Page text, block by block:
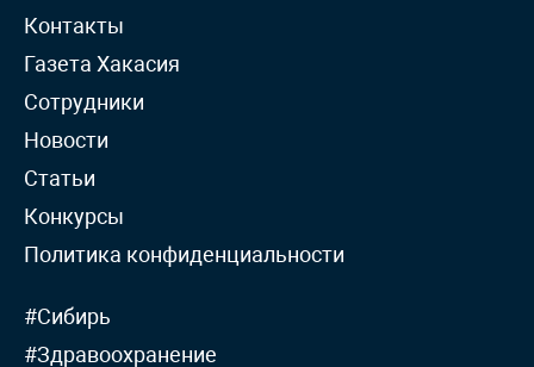
Контакты
Газета Хакасия
Сотрудники
Новости
Статьи
Конкурсы
Политика конфиденциальности
#Сибирь
#Здравоохранение